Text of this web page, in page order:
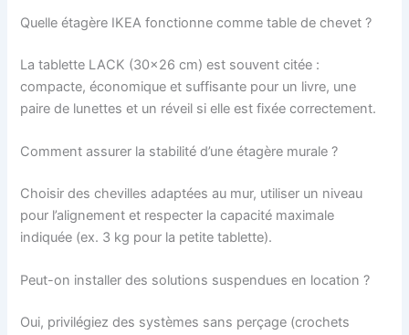
Quelle étagère IKEA fonctionne comme table de chevet ?
La tablette LACK (30×26 cm) est souvent citée :
compacte, économique et suffisante pour un livre, une
paire de lunettes et un réveil si elle est fixée correctement.
Comment assurer la stabilité d’une étagère murale ?
Choisir des chevilles adaptées au mur, utiliser un niveau
pour l’alignement et respecter la capacité maximale
indiquée (ex. 3 kg pour la petite tablette).
Peut-on installer des solutions suspendues en location ?
Oui, privilégiez des systèmes sans perçage (crochets